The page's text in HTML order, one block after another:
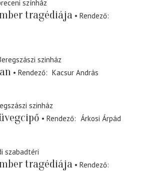
színház
tragédiája
Rendező
szinház
Rendező
Kacsur András
szinház
Rendező
Árkosi Árpád
szabadtéri
tragédiája
Rendező